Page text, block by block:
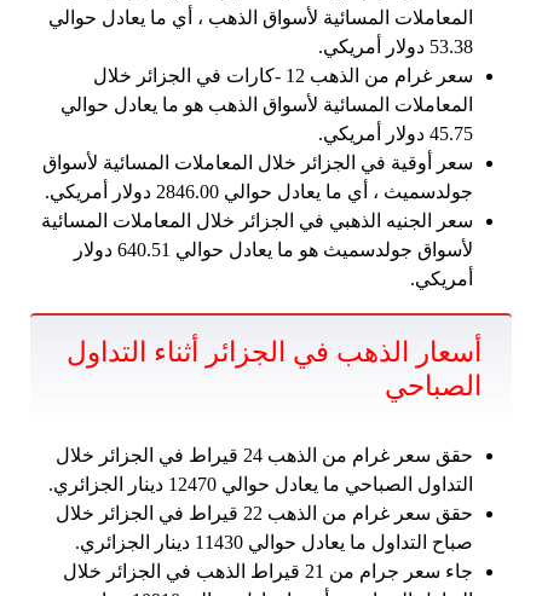
المعاملات المسائية لأسواق الذهب ، أي ما يعادل حوالي
53.38 دولار أمريكي.
سعر غرام من الذهب 12 -كارات في الجزائر خلال
المعاملات المسائية لأسواق الذهب هو ما يعادل حوالي
45.75 دولار أمريكي.
سعر أوقية في الجزائر خلال المعاملات المسائية لأسواق
جولدسميث ، أي ما يعادل حوالي 2846.00 دولار أمريكي.
سعر الجنيه الذهبي في الجزائر خلال المعاملات المسائية
لأسواق جولدسميث هو ما يعادل حوالي 640.51 دولار
أمريكي.
أسعار الذهب في الجزائر أثناء التداول
الصباحي
حقق سعر غرام من الذهب 24 قيراط في الجزائر خلال
التداول الصباحي ما يعادل حوالي 12470 دينار الجزائري.
حقق سعر غرام من الذهب 22 قيراط في الجزائر خلال
صباح التداول ما يعادل حوالي 11430 دينار الجزائري.
جاء سعر جرام من 21 قيراط الذهب في الجزائر خلال